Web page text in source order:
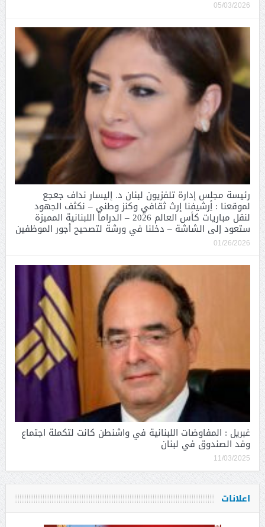
05/03/2026
رئيسة مجلس إدارة تلفزيون لبنان د. إليسار نداف جعجع
لموقعنا : أِرشيفنا إرث ثقافي وكنز وطني – نكثف الجهود
لنقل مباريات كأس العالم 2026 – الدراما اللبنانية المميزة
ستعود إلى الشاشة – دخلنا في ورشة لتصحيح أجور الموظفين
01/26/2026
غبريل : المفاوضات اللبنانية في واشنطن كانت لتكملة اجتماع
وفد الصندوق في لبنان
11/03/2025
اعلانات